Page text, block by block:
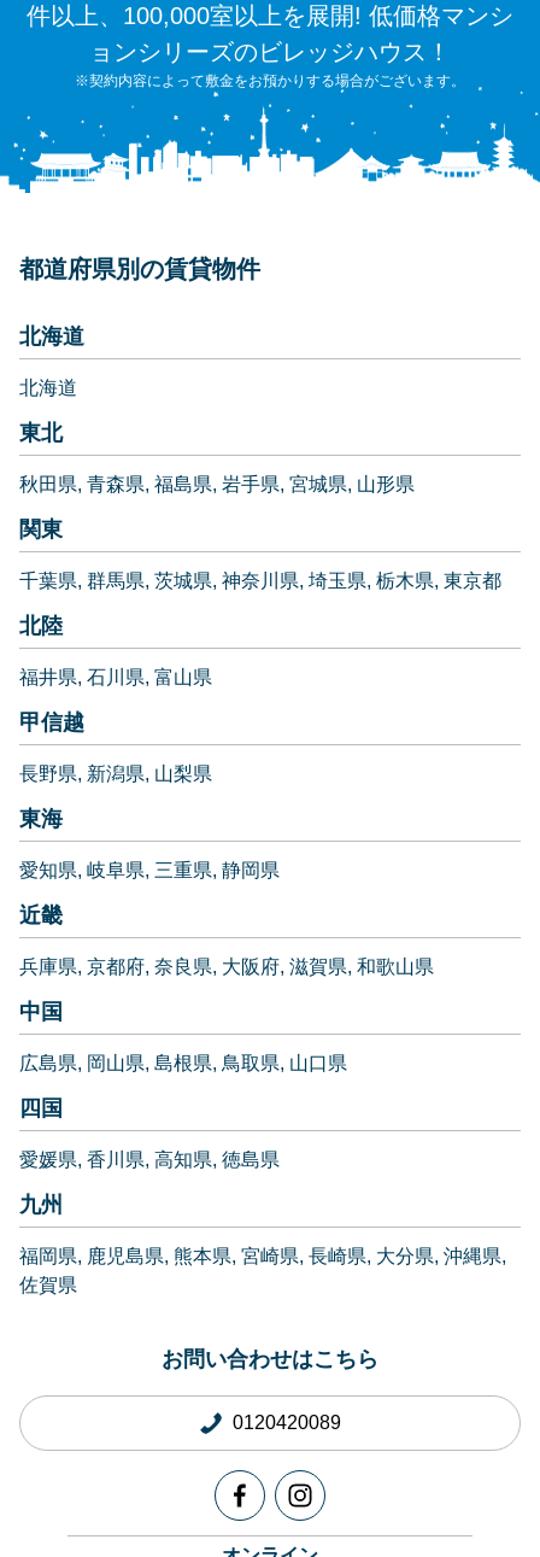
件以上、100,000室以上を展開! 低価格マンシ
ョンシリーズのビレッジハウス！
※契約内容によって敷金をお預かりする場合がございます。
都道府県別の賃貸物件
北海道
北海道
東北
秋田県 青森県 福島県 岩手県 宮城県 山形県
関東
千葉県 群馬県 茨城県 神奈川県 埼玉県 栃木県 東京都
北陸
福井県 石川県 富山県
甲信越
長野県 新潟県 山梨県
東海
愛知県 岐阜県 三重県 静岡県
近畿
兵庫県 京都府 奈良県 大阪府 滋賀県 和歌山県
中国
広島県 岡山県 島根県 鳥取県 山口県
四国
愛媛県 香川県 高知県 徳島県
九州
福岡県 鹿児島県 熊本県 宮崎県 長崎県 大分県 沖縄県
佐賀県
お問い合わせはこちら
0120420089